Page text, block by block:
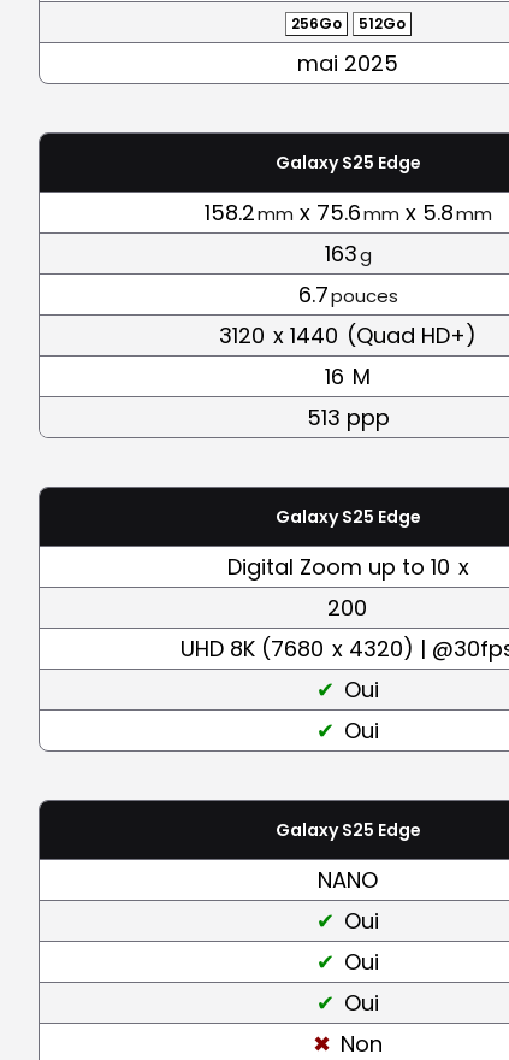
256Go 512Go
mai 2025
Galaxy S25 Edge
158.2mm x 75.6mm x 5.8mm
163g
6.7pouces
3120 x 1440 (Quad HD+)
16 M
513 ppp
Galaxy S25 Edge
Digital Zoom up to 10 x
200
UHD 8K (7680 x 4320) |
Oui
Oui
Galaxy S25 Edge
NANO
Oui
Oui
Oui
Non